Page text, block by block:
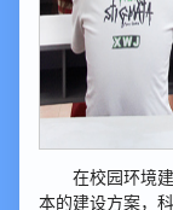
在校园环境
本的建设方案，